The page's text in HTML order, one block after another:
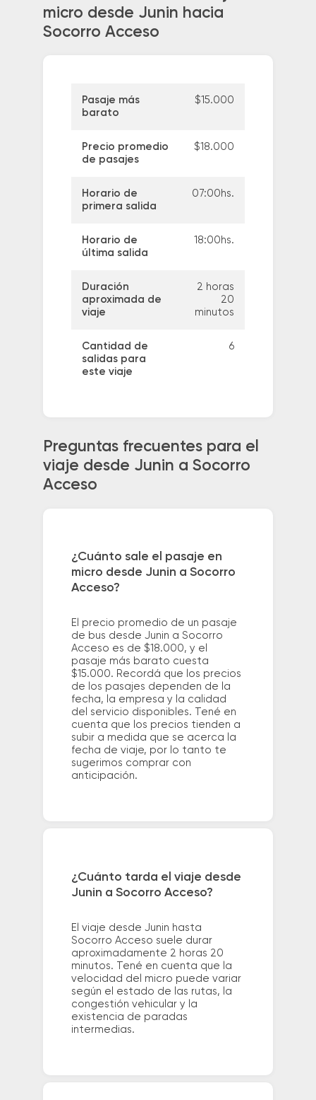
micro desde Junin hacia
Socorro Acceso
Pasaje más
barato
$15.000
Precio promedio
de pasajes
$18.000
Horario de
primera salida
07:00hs.
Horario de
última salida
18:00hs.
Duración
aproximada de
viaje
2 horas
20
minutos
Cantidad de
salidas para
este viaje
6
Preguntas frecuentes para el
viaje desde Junin a Socorro
Acceso
¿Cuánto sale el pasaje en
micro desde Junin a Socorro
Acceso?
El precio promedio de un pasaje
de bus desde Junin a Socorro
Acceso es de $18.000, y el
pasaje más barato cuesta
$15.000. Recordá que los precios
de los pasajes dependen de la
fecha, la empresa y la calidad
del servicio disponibles. Tené en
cuenta que los precios tienden a
subir a medida que se acerca la
fecha de viaje, por lo tanto te
sugerimos comprar con
anticipación.
¿Cuánto tarda el viaje desde
Junin a Socorro Acceso?
El viaje desde Junin hasta
Socorro Acceso suele durar
aproximadamente 2 horas 20
minutos. Tené en cuenta que la
velocidad del micro puede variar
según el estado de las rutas, la
congestión vehicular y la
existencia de paradas
intermedias.